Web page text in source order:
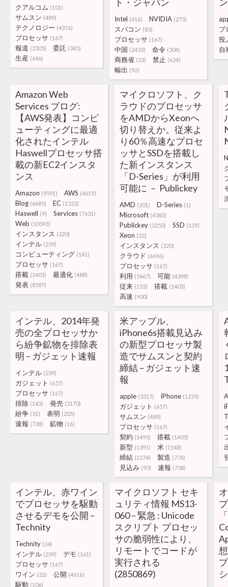
クアルコム (101)
サムスン (489)
テクノロジー (4376)
プロセッサ (167)
報道 (2305) 委託 (345)
生産 (646)
Intel (416) NVIDIA (273)
スパコン (83)
プロセッサ (167)
中国 (2433) 命令 (304)
商務省 (33) 禁止 (624)
輸出 (92)
プ
投
自
Amazon Web
Services ブログ:
【AWS発表】コンピ
ューティングに最適
化されたインテル
Haswellプロセッサ搭
載の新EC2インスタ
ンス
Amazon (9591) AWS (4619)
Blog (6685) EC (1532)
Haswell (9) Services (7631)
Web (10593)
インスタンス (320)
インテル (239)
コンピューティング (141)
プロセッサ (167)
搭載 (1403) 最適化 (488)
発表 (8587)
マイクロソフト、ク
ラウドのプロセッサ
をAMDからXeonへ
切り替えか。従来よ
り60％高速なプロセ
ッサとSSDを搭載し
た新インスタンス
「D-Series」が利用
可能に － Publickey
AMD (201) D-Series (1)
Microsoft (4583)
Publickey (3250) SSD (129)
Xeon (32)
インスタンス (320)
クラウド (6696)
プロセッサ (167)
利用 (5467) 可能 (4398)
従来 (153) 搭載 (1403)
高速 (900)
インテル、2014年発
売の全プロセッサか
ら紛争鉱物を排除表
明 – ガジェット速報
インテル (239)
ガジェット (657)
プロセッサ (167)
排除 (143) 発売 (2170)
紛争 (31) 表明 (205)
速報 (738) 鉱物 (16)
米アップル、
iPhone6s搭載見込み
の新型プロセッサ製
造でサムスンと契約
締結 – ガジェット速
報
apple (3317) iPhone (1229)
ガジェット (657)
サムスン (489)
プロセッサ (167)
契約 (1495) 搭載 (1403)
新型 (1391) 米 (1148)
締結 (1274) 製造 (778)
見込み (90) 速報 (738)
インテル、赤ワイン
でプロセッサを駆動
させるデモを公開 –
Technity
Technity (24)
インテル (239) デモ (161)
プロセッサ (167)
ワイン (32) 公開 (4616)
駆動 (106)
マイクロソフト セキ
ュリティ情報 MS13-
060 – 緊急 : Unicode
スクリプト プロセッ
サの脆弱性により、
リモートでコードが
実行される
(2850869)